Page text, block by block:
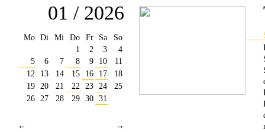
01 / 2026
Mo Di Mi Do Fr Sa
So
1
2 3
4
5
6 7 8 9 10
11
12
13 14 15 16 17
18
19 20 21 22 23 24
25
26 27 28 29 30 31
← →